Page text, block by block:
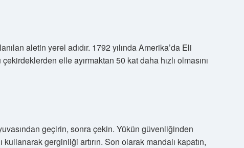
aletin yerel adıdır. 1792 yılında Amerika’da Eli
elle ayırmaktan 50 kat daha hızlı olmasını
geçirin, sonra çekin. Yükün güvenliğinden
gerginliği artırın. Son olarak mandalı kapatın,